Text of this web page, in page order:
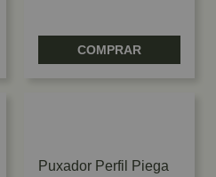
COMPRAR
Puxador Perfil Piega